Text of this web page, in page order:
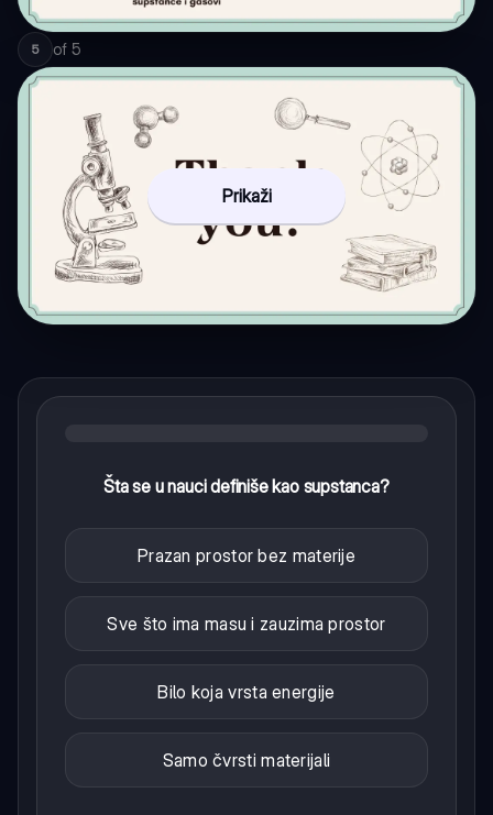
5 of 5
Prikaži
Šta se u nauci definiše kao supstanca?
Prazan prostor bez materije
Sve što ima masu i zauzima prostor
Bilo koja vrsta energije
Samo čvrsti materijali